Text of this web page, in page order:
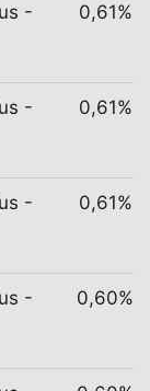
-
0,61%
-
0,61%
-
0,61%
-
0,60%